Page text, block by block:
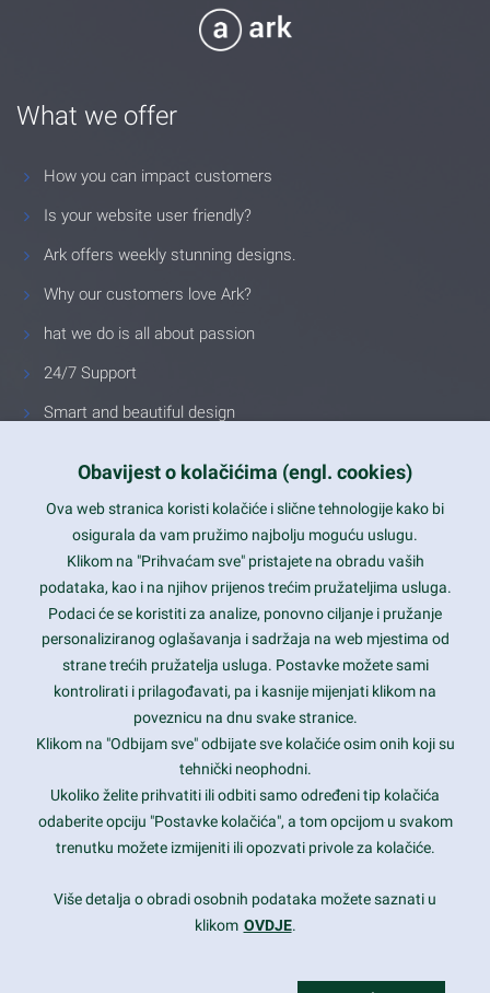
What we offer
How you can impact customers
Is your website user friendly?
Ark offers weekly stunning designs.
Why our customers love Ark?
hat we do is all about passion
24/7 Support
Smart and beautiful design
Latest trends and much more...
Contact Info
1600 Amphitheatre Parkway, Mountain View, CA 94043
prothemes.net@gmail.com
Daily: 9:00 am - 6:00 pm
Sunday: Closed
Copyright 2017FRESHFACE© All Rights Reserved
Obavijest o kolačićima (engl. cookies)
Ova web stranica koristi kolačiće i slične tehnologije kako bi
osigurala da vam pružimo najbolju moguću uslugu.
Klikom na "Prihvaćam sve" pristajete na obradu vaših
podataka, kao i na njihov prijenos trećim pružateljima usluga.
Podaci će se koristiti za analize, ponovno ciljanje i pružanje
personaliziranog oglašavanja i sadržaja na web mjestima od
strane trećih pružatelja usluga. Postavke možete sami
kontrolirati i prilagođavati, pa i kasnije mijenjati klikom na
poveznicu na dnu svake stranice.
Klikom na "Odbijam sve" odbijate sve kolačiće osim onih koji su
tehnički neophodni.
Ukoliko želite prihvatiti ili odbiti samo određeni tip kolačića
odaberite opciju "Postavke kolačića", a tom opcijom u svakom
trenutku možete izmijeniti ili opozvati privole za kolačiće.
Više detalja o obradi osobnih podataka možete saznati u
klikom OVDJE.